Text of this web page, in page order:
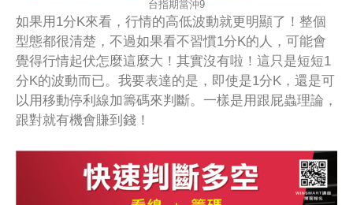
台指期當沖9
如果用1分K來看，行情的高低波動就更明顯了！整個
型態都很清楚，不過如果看不習慣1分K的人，可能會
覺得行情起伏怎麼這麼大！其實沒有啦！這只是短短1
分K的波動而已。我要表達的是，即使是1分K，還是可
以用移動停利線加籌碼來判斷。一樣是用跟屁蟲理論，
跟對就有機會賺到錢！